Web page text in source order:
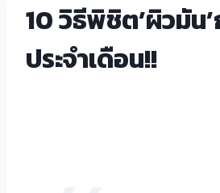
10 วิธีพิชิต’ผิวมัน
ประจำเดือน!!